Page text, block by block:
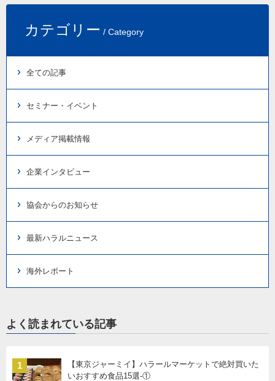
カテゴリー / Category
全ての記事
セミナー・イベント
メディア掲載情報
企業インタビュー
協会からのお知らせ
最新ハラルニュース
海外レポート
よく読まれている記事
1
【東京ジャーミイ】ハラールマーケットで絶対買いた
いおすすめ食品15選-①